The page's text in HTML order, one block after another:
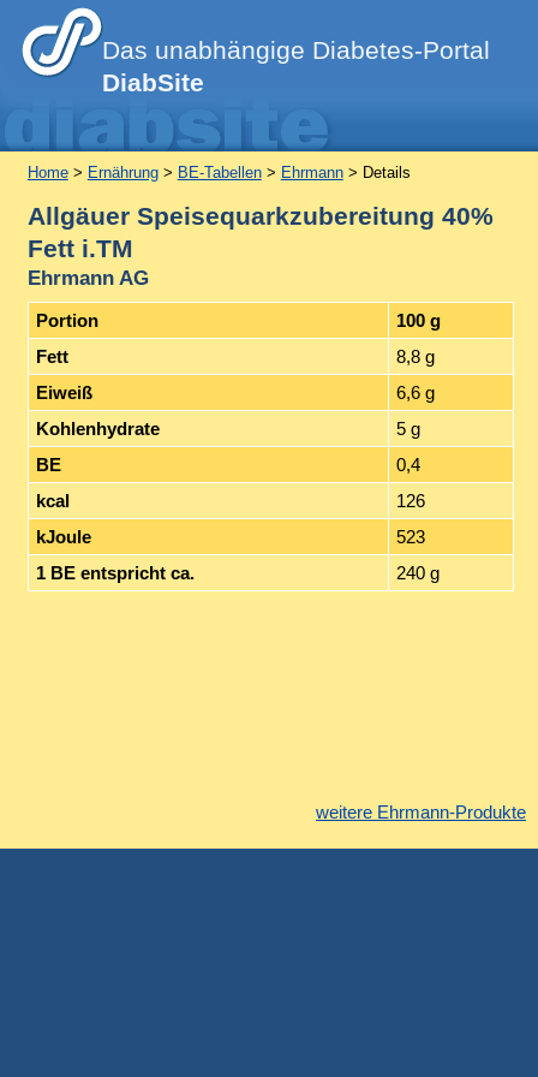
Das unabhängige Diabetes-Portal
DiabSite
Home> Ernährung> BE-Tabellen> Ehrmann> Details
Allgäuer Speisequarkzubereitung 40%
Fett i.TM
Ehrmann AG
Portion
100 g
Fett
8,8 g
Eiweiß
6,6 g
Kohlenhydrate
5 g
BE
0,4
kcal
126
kJoule
523
1 BE entspricht ca.
240 g
weitere Ehrmann-Produkte